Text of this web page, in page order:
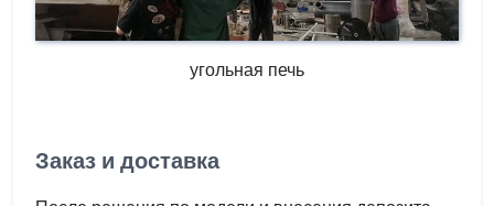
угольная печь
Заказ и доставка